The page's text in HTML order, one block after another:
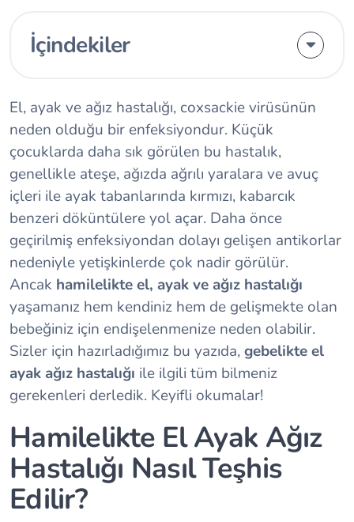
İçindekiler
El, ayak ve ağız hastalığı, coxsackie virüsünün
neden olduğu bir enfeksiyondur. Küçük
çocuklarda daha sık görülen bu hastalık,
genellikle ateşe, ağızda ağrılı yaralara ve avuç
içleri ile ayak tabanlarında kırmızı, kabarcık
benzeri döküntülere yol açar. Daha önce
geçirilmiş enfeksiyondan dolayı gelişen antikorlar
nedeniyle yetişkinlerde çok nadir görülür.
Ancak hamilelikte el, ayak ve ağız hastalığı
yaşamanız hem kendiniz hem de gelişmekte olan
bebeğiniz için endişelenmenize neden olabilir.
Sizler için hazırladığımız bu yazıda,gebelikte el
ayak ağız hastalığı ile ilgili tüm bilmeniz
gerekenleri derledik. Keyifli okumalar!
Hamilelikte El Ayak Ağız
Hastalığı Nasıl Teşhis
Edilir?